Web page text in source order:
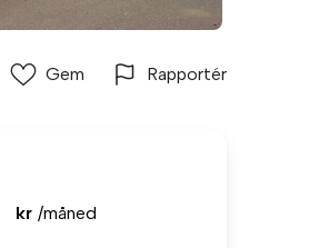
Gem Rapportér
kr /måned